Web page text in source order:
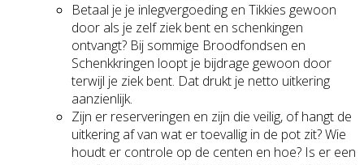
Betaal je je inlegvergoeding en Tikkies gewoon
door als je zelf ziek bent en schenkingen
ontvangt? Bij sommige Broodfondsen en
Schenkkringen loopt je bijdrage gewoon door
terwijl je ziek bent. Dat drukt je netto uitkering
aanzienlijk.
Zijn er reserveringen en zijn die veilig, of hangt de
uitkering af van wat er toevallig in de pot zit? Wie
houdt er controle op de centen en hoe? Is er een